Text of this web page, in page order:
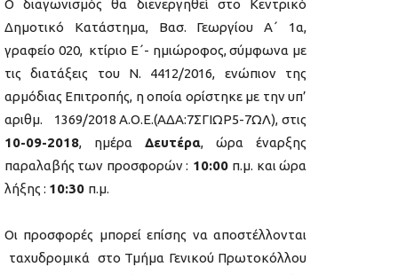
Ο διαγωνισμός θα διενεργηθεί στο Κεντρικό
Δημοτικό Κατάστημα, Βασ. Γεωργίου A΄ 1α,
γραφείο 020, κτίριο Ε΄- ημιώροφος, σύμφωνα με
τις διατάξεις του Ν. 4412/2016, ενώπιον της
αρμόδιας Επιτροπής, η οποία ορίστηκε με την υπ’
αριθμ.
1369/2018 Α.Ο.Ε.(ΑΔΑ:7ΣΓΙΩΡ5-7ΩΛ), στις
10-09-2018, ημέρα Δευτέρα, ώρα έναρξης
παραλαβής των προσφορών : 10:00 π.μ. και ώρα
λήξης : 10:30 π.μ.
Οι προσφορές μπορεί επίσης να αποστέλλονται
ταχυδρομικά στο Τμήμα Γενικού Πρωτοκόλλου